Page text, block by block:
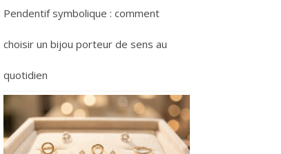
Pendentif symbolique : comment
choisir un bijou porteur de sens au
quotidien